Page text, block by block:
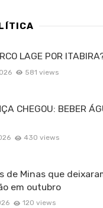
LAGE POR
581 views
CHEGOU: BEBER
430 views
de Minas que
em outubro
120 views